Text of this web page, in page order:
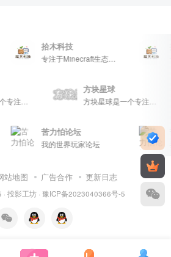
拾木科技
专注于Minecraft生态建设
方块星球是一个专注于我的世界的中文论坛，提供丰富的资源分享、玩家交流和创意展示，包括地图、皮肤、数据包等内容，打造Minecraft玩家的专属社区乐园！
方块星球
方块星球是一个专注于我的世界的中文论坛，提供丰富的资源分享、玩家交流和创意展示，包括地图、皮肤、数据包等内容，打造Minecraft玩家的专属社区乐园！
苦力怕论坛
我的世界玩家论坛
站地图 广告合作 更新日志
投影工坊· 豫ICP备2023040366号-5